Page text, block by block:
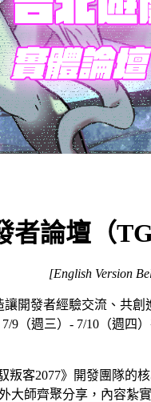
者論壇（
[English Version
開發者經驗交流、共
（週三）- 7/10（週四
叛客2077》開發團隊
大師齊聚分享，內容紮實